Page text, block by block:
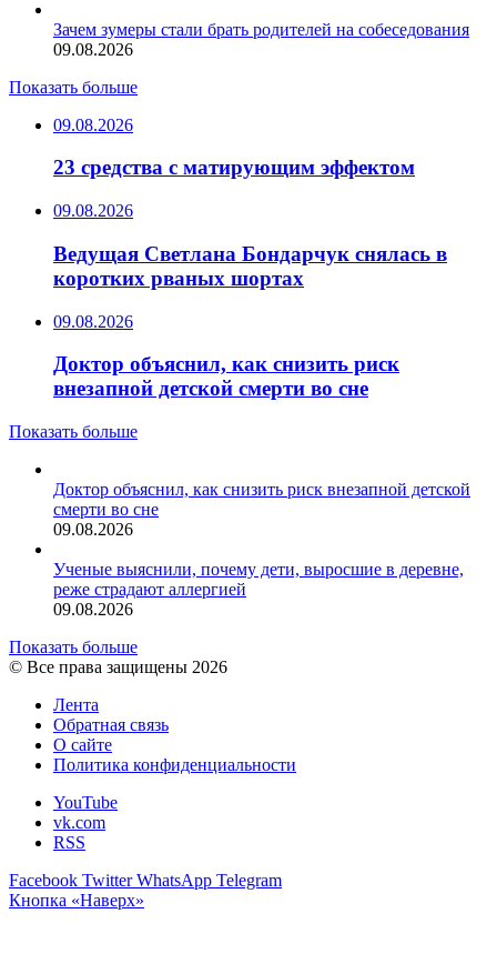
Зачем зумеры стали брать родителей на собеседования
09.08.2026
Показать больше
09.08.2026
23 средства с матирующим эффектом
09.08.2026
Ведущая Светлана Бондарчук снялась в
коротких рваных шортах
09.08.2026
Доктор объяснил, как снизить риск
внезапной детской смерти во сне
Показать больше
Доктор объяснил, как снизить риск внезапной детской
смерти во сне
09.08.2026
Ученые выяснили, почему дети, выросшие в деревне,
реже страдают аллергией
09.08.2026
Показать больше
© Все права защищены 2026
Лента
Обратная связь
О сайте
Политика конфиденциальности
YouTube
vk.com
RSS
Facebook Twitter WhatsApp Telegram
Кнопка «Наверх»